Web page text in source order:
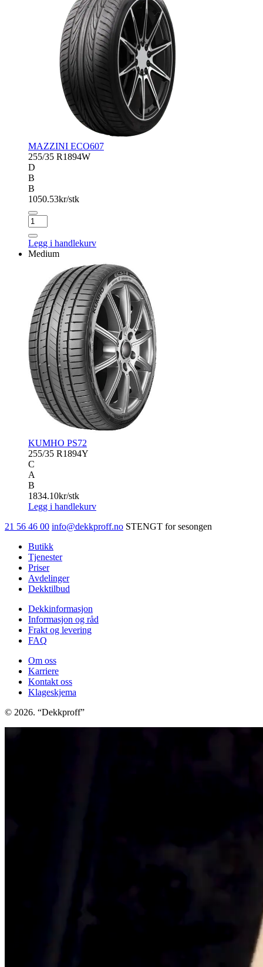
MAZZINI ECO607
255/35 R1894W
D
B
B
1050.53kr/stk
MAZZINI
ECO607
antall
Legg i handlekurv
Medium
KUMHO PS72
255/35 R1894Y
C
A
B
1834.10kr/stk
Legg i handlekurv
21 56 46 00 info@dekkproff.no STENGT for sesongen
Butikk
Tjenester
Priser
Avdelinger
Dekktilbud
Dekkinformasjon
Informasjon og råd
Frakt og levering
FAQ
Om oss
Karriere
Kontakt oss
Klageskjema
© 2026. “Dekkproff”